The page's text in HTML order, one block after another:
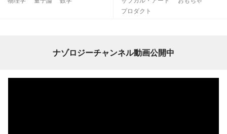
プロダクト
ナゾロジーチャンネル動画公開中